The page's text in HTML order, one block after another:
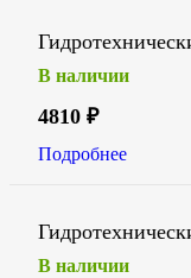
В наличии
4810 ₽
Подробнее
В наличии